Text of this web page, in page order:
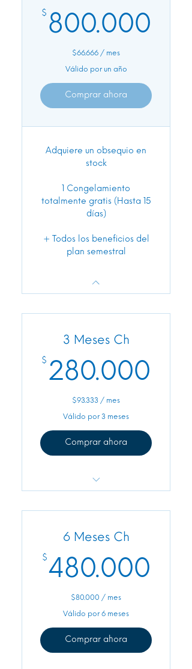
$ 800.000
$66.666 / mes
Válido por un año
Comprar ahora
Adquiere un obsequio en
stock
1 Congelamiento
totalmente gratis (Hasta 15
días)
+ Todos los beneficios del
plan semestral
3 Meses Ch
$ 280.000
$93.333 / mes
Válido por 3 meses
Comprar ahora
6 Meses Ch
$ 480.000
$80.000 / mes
Válido por 6 meses
Comprar ahora